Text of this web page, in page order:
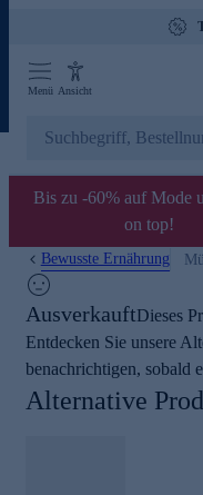
Menü Ansicht
Bis zu -60% auf Mode
on top!
Bewusste Ernährung
AusverkauftDieses
Entdecken Sie unsere
benachrichtigen, sobald
Alternative